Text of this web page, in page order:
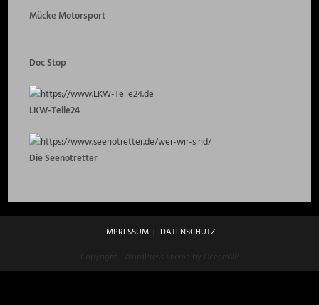
Mücke Motorsport
Doc Stop
LKW-Teile24
Die Seenotretter
IMPRESSUM
DATENSCHUTZ